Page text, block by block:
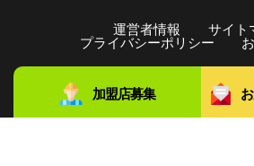
運営者情報
サイト
プライバシーポリシー
加盟店募集